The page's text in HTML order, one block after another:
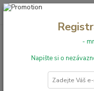
+420 731 199 591
-
Napište si o